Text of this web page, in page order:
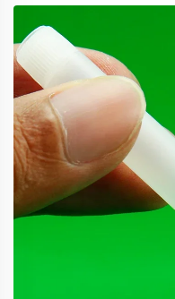
ekranaIndustrijska
brtvilaOsnovni mat...